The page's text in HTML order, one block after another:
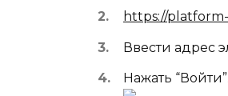
https://
Ввести адрес
Нажать “Войти”.